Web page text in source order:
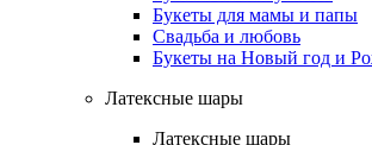
Букеты для мамы и папы
Свадьба и любовь
Букеты на Новый год и
Латексные шары
Латексные шары